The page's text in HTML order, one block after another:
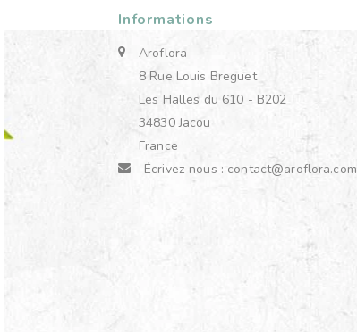
Informations
Aroflora
8 Rue Louis Breguet
Les Halles du 610 - B202
34830 Jacou
France
Écrivez-nous : contact@aroflora.com